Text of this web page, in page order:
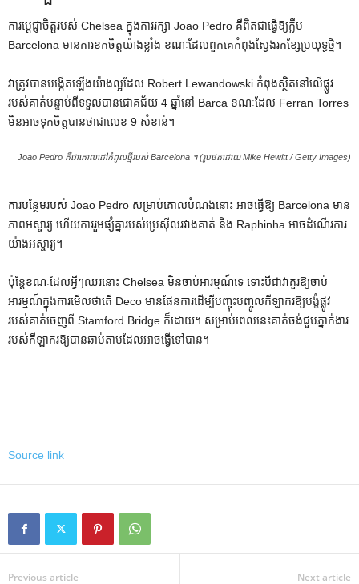
ការប្ដេជ្ញាចិត្តរបស់ Chelsea ក្នុងការរក្សា Joao Pedro គឺពិតជាធ្វើឱ្យក្លឹប
Barcelona មានការខកចិត្តយ៉ាងខ្លាំង ខណៈដែលពួកគេកំពុងស្វែងរកខ្សែប្រយុទ្ធថ្មី។
វាត្រូវបានបង្កើតឡើងយ៉ាងល្អដែល Robert Lewandowski កំពុងស្ថិតនៅលើផ្លូវ
របស់គាត់បន្ទាប់ពីទទួលបានជោគជ័យ 4 ឆ្នាំនៅ Barca ខណៈដែល Ferran Torres
មិនអាចទុកចិត្តបានថាជាលេខ 9 សំខាន់។
Joao Pedro គឺជាគោលដៅកំពូលថ្មីរបស់ Barcelona ។ (រូបថតដោយ Mike Hewitt / Getty Images)
ការបន្ថែមរបស់ Joao Pedro សម្រាប់គោលបំណងនោះ អាចធ្វើឱ្យ Barcelona មាន
ភាពអស្ចារ្យ ហើយការរួមផ្សំគ្នារបស់ប្រេស៊ីលរវាងគាត់ និង Raphinha អាចដំណើរការ
យ៉ាងអស្ចារ្យ។
ប៉ុន្តែខណៈដែលអ្វីៗឈរនោះ Chelsea មិនចាប់អារម្មណ៍ទេ ទោះបីជាវាគួរឱ្យចាប់
អារម្មណ៍ក្នុងការមើលថាតើ Deco មានផែនការដើម្បីបញ្ចុះបញ្ចូលកីឡាករឱ្យបង្ខំផ្លូវ
របស់គាត់ចេញពី Stamford Bridge ក៏ដោយ។ សម្រាប់ពេលនេះគាត់ចង់ជួបភ្នាក់ងារ
របស់កីឡាករឱ្យបានឆាប់តាមដែលអាចធ្វើទៅបាន។
Source link
Previous article Next article